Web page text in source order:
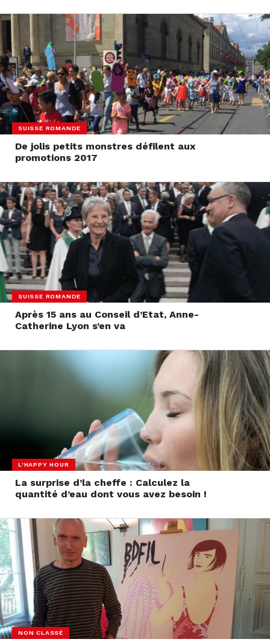
SUISSE ROMANDE
De jolis petits monstres défilent aux
promotions 2017
SUISSE ROMANDE
Après 15 ans au Conseil d’Etat, Anne-
Catherine Lyon s’en va
L'HAPPY HOUR
La surprise d’la cheffe : Calculez la
quantité d’eau dont vous avez besoin !
NON CLASSÉ